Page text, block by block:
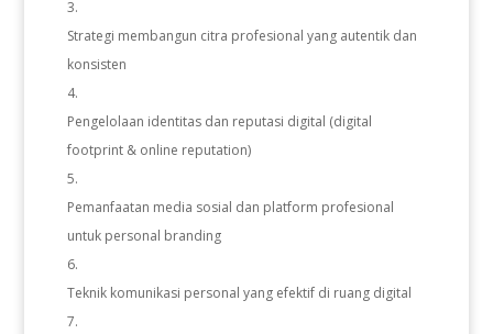
Strategi membangun citra profesional yang autentik dan
konsisten
Pengelolaan identitas dan reputasi digital (digital
footprint & online reputation)
Pemanfaatan media sosial dan platform profesional
untuk personal branding
Teknik komunikasi personal yang efektif di ruang digital